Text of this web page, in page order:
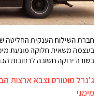
חברת השילוח הענקית החליטה
בעצמה משאית חלוקה מונעת
בשורה ירוקה חשובה לרחובות
ג'נרל מוטורס וצבא ארצות
מימני